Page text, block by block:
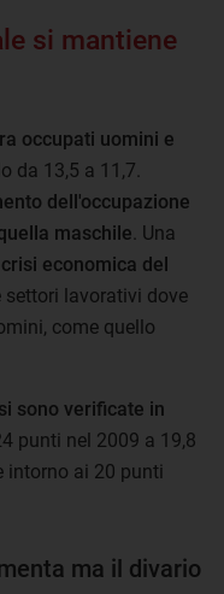
si mantiene
occupati uomini e
da 13,5 a 11,7.
dell'occupazione
maschile . Una
crisi economica del
settori lavorativi dove
come quello
sono verificate in
punti nel 2009 a 19,8
intorno ai 20 punti
ma il divario